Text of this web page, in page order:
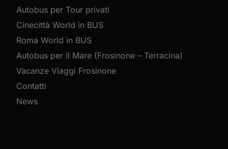
Autobus per Tour privati
Cinecittà World in BUS
Roma World in BUS
Autobus per il Mare (Frosinone – Terracina)
Vacanze Viaggi Frosinone
Contatti
News